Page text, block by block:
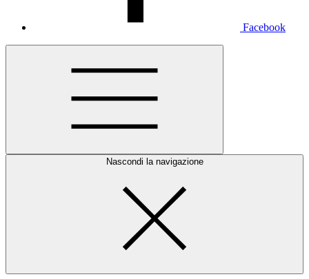
Facebook
Nascondi la navigazione